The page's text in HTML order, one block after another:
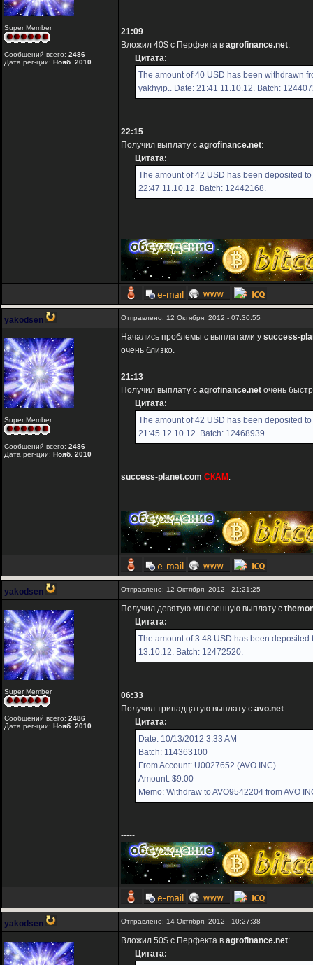
Super Member
Сообщений всего: 2486
Дата рег-ции: Нояб. 2010
21:09
Вложил 40$ с Перфекта в agrofinance.net:
Цитата:
The amount of 40 USD has been withdrawn
yakhyip.. Date: 21:41 11.10.12. Batch:
22:15
Получил выплату с agrofinance.net:
Цитата:
The amount of 42 USD has been deposited
22:47 11.10.12. Batch: 12442168.
-----
yakodsen Отправлено: 12 Октября, 2012 - 07:30:55
Super Member
Сообщений всего: 2486
Дата рег-ции: Нояб. 2010
Начались проблемы с выплатами у success-
очень близко.
21:13
Получил выплату с agrofinance.net очень
Цитата:
The amount of 42 USD has been deposited
21:45 12.10.12. Batch: 12468939.
success-planet.com СКАМ .
-----
yakodsen Отправлено: 12 Октября, 2012 - 21:21:25
Super Member
Сообщений всего: 2486
Дата рег-ции: Нояб. 2010
Получил девятую мгновенную выплату с
Цитата:
The amount of 3.48 USD has been
13.10.12. Batch: 12472520.
06:33
Получил тринадцатую выплату с avo.net:
Цитата:
Date: 10/13/2012 3:33 AM
Batch: 114363100
From Account: U0027652 (AVO INC)
Amount: $9.00
Memo: Withdraw to AVO9542204 from AVO
-----
yakodsen Отправлено: 14 Октября, 2012 - 10:27:38
Вложил 50$ с Перфекта в agrofinance.net:
Цитата: